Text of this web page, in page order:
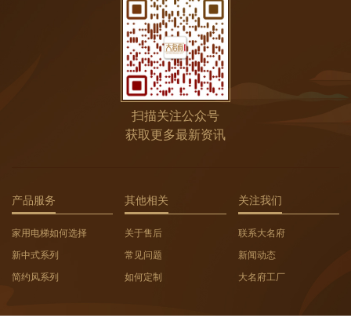
扫描关注公众号
获取更多最新资讯
产品服务
家用电梯如何选择
新中式系列
简约风系列
其他相关
关于售后
常见问题
如何定制
关注我们
联系大名府
新闻动态
大名府工厂